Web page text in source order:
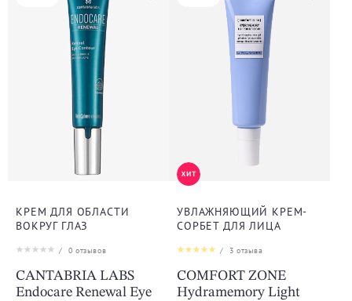
КРЕМ ДЛЯ ОБЛАСТИ
ВОКРУГ ГЛАЗ
/ 0 отзывов
CANTABRIA LABS
Endocare Renewal Eye
УВЛАЖНЯЮЩИЙ КРЕМ-
СОРБЕТ ДЛЯ ЛИЦА
/ 3 отзыва
COMFORT ZONE
Hydramemory Light